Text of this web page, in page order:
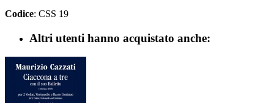
Codice: CSS 19
Altri utenti hanno acquistato anche: